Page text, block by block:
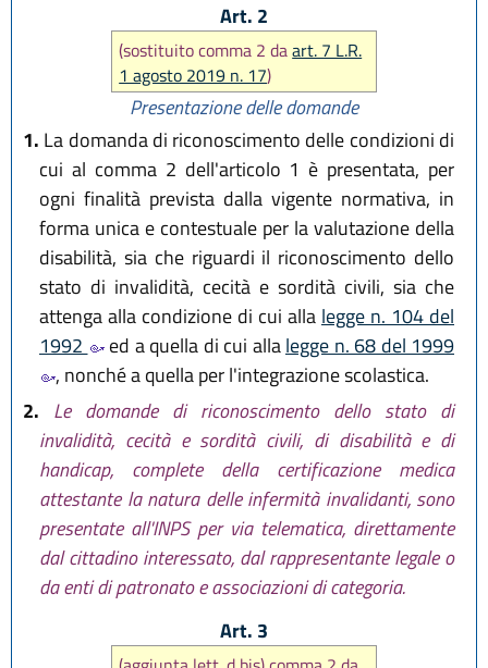
Art. 2
(sostituito comma 2 daart. 7 L.R.
1 agosto 2019 n. 17)
Presentazione delle domande
1. La domanda di riconoscimento delle condizioni di
cui al comma 2 dell'articolo 1 è presentata, per
ogni finalità prevista dalla vigente normativa, in
forma unica e contestuale per la valutazione della
disabilità, sia che riguardi il riconoscimento dello
stato di invalidità, cecità e sordità civili, sia che
attenga alla condizione di cui alla legge n. 104 del
1992
ed a quella di cui allalegge n. 68 del 1999
, nonché a quella per l'integrazione scolastica.
2. Le domande di riconoscimento dello stato di
invalidità, cecità e sordità civili, di disabilità e di
handicap, complete della certificazione medica
attestante la natura delle infermità invalidanti, sono
presentate all'INPS per via telematica, direttamente
dal cittadino interessato, dal rappresentante legale o
da enti di patronato e associazioni di categoria.
Art. 3